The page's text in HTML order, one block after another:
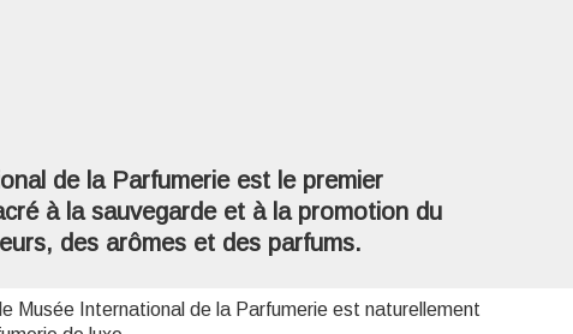
de la Parfumerie est le premier
à la sauvegarde et à la promotion du
des arômes et des parfums.
Musée International de la Parfumerie est naturellement